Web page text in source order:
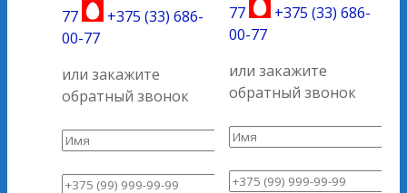
77
+375 (33) 686-
00-77
или закажите
обратный звонок
77
+375 (33) 686-
00-77
или закажите
обратный звонок